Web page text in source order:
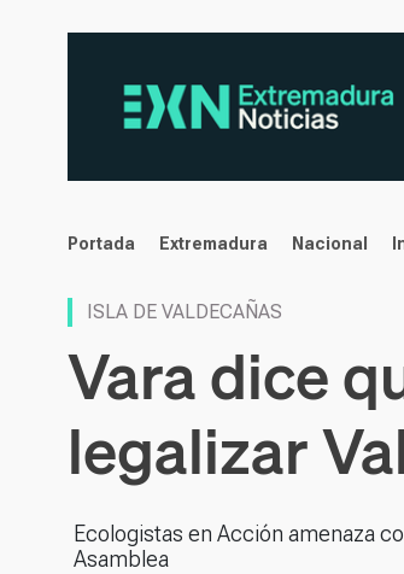
noticias
Portada Extremadura Nacional
ISLA DE VALDECAÑAS
Vara dice
legalizar
Ecologistas en Acción amenaza
Asamblea